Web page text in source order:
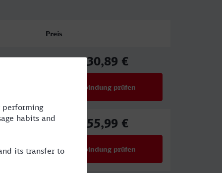
Preis
30,89 €
Verbindung prüfen
55,99 €
Verbindung prüfen